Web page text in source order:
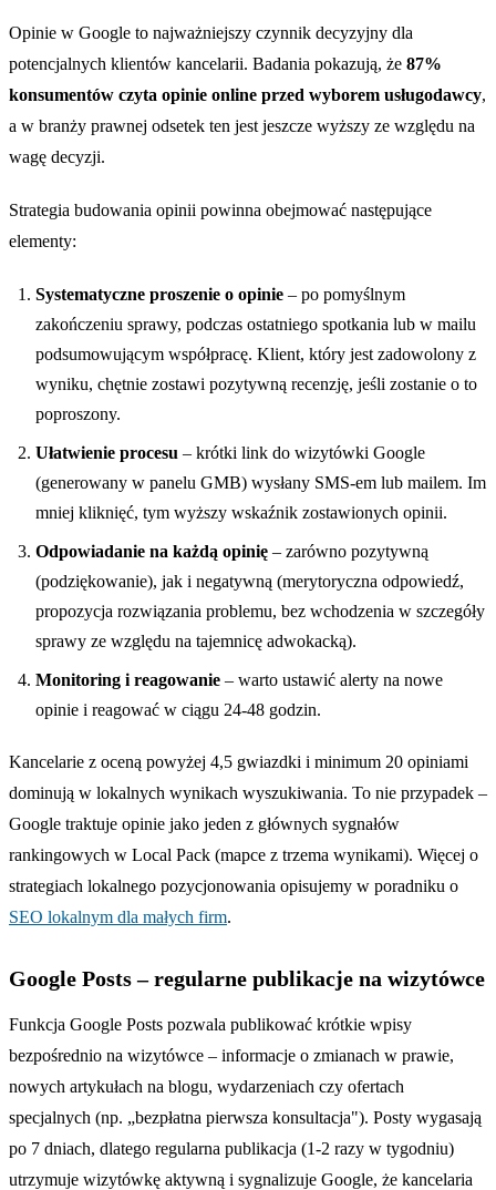
Opinie w Google to najważniejszy czynnik decyzyjny dla
potencjalnych klientów kancelarii. Badania pokazują, że 87%
konsumentów czyta opinie online przed wyborem usługodawcy,
a w branży prawnej odsetek ten jest jeszcze wyższy ze względu na
wagę decyzji.
Strategia budowania opinii powinna obejmować następujące
elementy:
Systematyczne proszenie o opinie – po pomyślnym
zakończeniu sprawy, podczas ostatniego spotkania lub w mailu
podsumowującym współpracę. Klient, który jest zadowolony z
wyniku, chętnie zostawi pozytywną recenzję, jeśli zostanie o to
poproszony.
Ułatwienie procesu – krótki link do wizytówki Google
(generowany w panelu GMB) wysłany SMS-em lub mailem. Im
mniej kliknięć, tym wyższy wskaźnik zostawionych opinii.
Odpowiadanie na każdą opinię – zarówno pozytywną
(podziękowanie), jak i negatywną (merytoryczna odpowiedź,
propozycja rozwiązania problemu, bez wchodzenia w szczegóły
sprawy ze względu na tajemnicę adwokacką).
Monitoring i reagowanie – warto ustawić alerty na nowe
opinie i reagować w ciągu 24-48 godzin.
Kancelarie z oceną powyżej 4,5 gwiazdki i minimum 20 opiniami
dominują w lokalnych wynikach wyszukiwania. To nie przypadek –
Google traktuje opinie jako jeden z głównych sygnałów
rankingowych w Local Pack (mapce z trzema wynikami). Więcej o
strategiach lokalnego pozycjonowania opisujemy w poradniku o
SEO lokalnym dla małych firm.
Google Posts – regularne publikacje na wizytówce
Funkcja Google Posts pozwala publikować krótkie wpisy
bezpośrednio na wizytówce – informacje o zmianach w prawie,
nowych artykułach na blogu, wydarzeniach czy ofertach
specjalnych (np. „bezpłatna pierwsza konsultacja"). Posty wygasają
po 7 dniach, dlatego regularna publikacja (1-2 razy w tygodniu)
utrzymuje wizytówkę aktywną i sygnalizuje Google, że kancelaria